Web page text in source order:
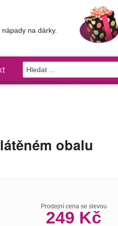
na dárky.
obalu
Prodejní cena se slevou
249 Kč